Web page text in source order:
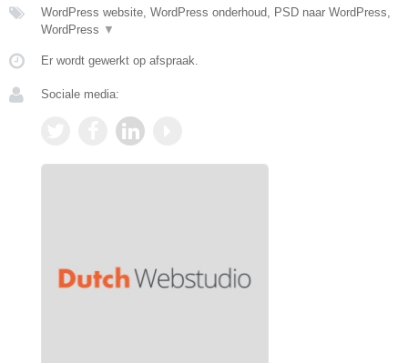
WordPress website, WordPress onderhoud, PSD naar WordPress,
WordPress ▼
Er wordt gewerkt op afspraak.
Sociale media: